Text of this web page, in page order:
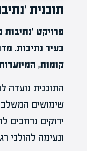
תוכנית
פרויקט 'נתיבות
קומות,
התוכנית נועדה
שימושים המשלב
ירוקים נרחבים
ונעימה להולכי